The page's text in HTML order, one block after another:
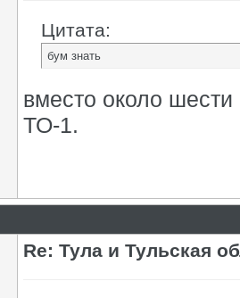
Цитата:
бум знать
вместо около
ТО-1.
Re: Тула и Тульская